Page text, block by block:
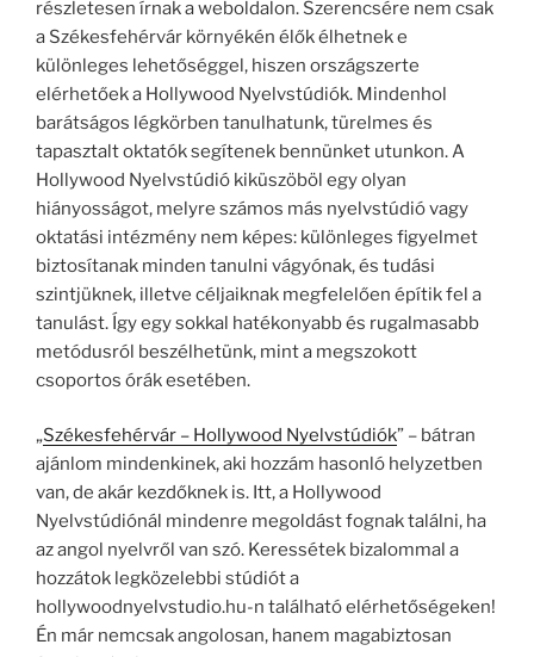
részletesen írnak a weboldalon. Szerencsére nem csak
a Székesfehérvár környékén élők élhetnek e
különleges lehetőséggel, hiszen országszerte
elérhetőek a Hollywood Nyelvstúdiók. Mindenhol
barátságos légkörben tanulhatunk, türelmes és
tapasztalt oktatók segítenek bennünket utunkon. A
Hollywood Nyelvstúdió kiküszöböl egy olyan
hiányosságot, melyre számos más nyelvstúdió vagy
oktatási intézmény nem képes: különleges figyelmet
biztosítanak minden tanulni vágyónak, és tudási
szintjüknek, illetve céljaiknak megfelelően építik fel a
tanulást. Így egy sokkal hatékonyabb és rugalmasabb
metódusról beszélhetünk, mint a megszokott
csoportos órák esetében.
„Székesfehérvár – Hollywood Nyelvstúdiók” – bátran
ajánlom mindenkinek, aki hozzám hasonló helyzetben
van, de akár kezdőknek is. Itt, a Hollywood
Nyelvstúdiónál mindenre megoldást fognak találni, ha
az angol nyelvről van szó. Keressétek bizalommal a
hozzátok legközelebbi stúdiót a
hollywoodnyelvstudio.hu-n található elérhetőségeken!
Én már nemcsak angolosan, hanem magabiztosan